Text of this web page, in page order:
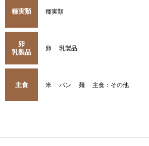
種実類 種実類
卵
乳製品
卵 乳製品
主食 米 パン 麺 主食：その他